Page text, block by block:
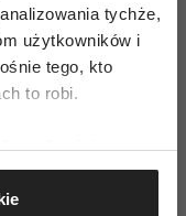
tychże,
użytkowników i
tego, kto
to robi.
również:
lokalizacji
do kilku metrów